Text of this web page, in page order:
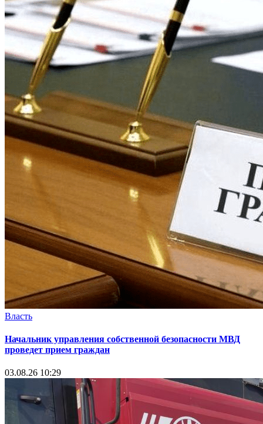
Власть
Начальник управления собственной безопасности МВД
проведет прием граждан
03.08.26 10:29